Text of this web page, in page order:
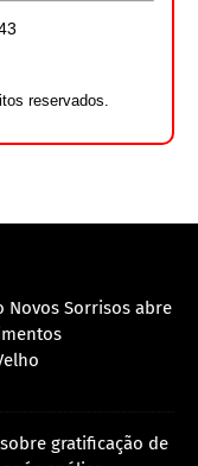
reservados.
Novos Sorrisos abre
gratificação de